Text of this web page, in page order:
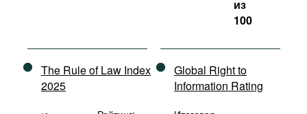
из
100
The Rule of Law Index
2025
Global Right to
Information Rating